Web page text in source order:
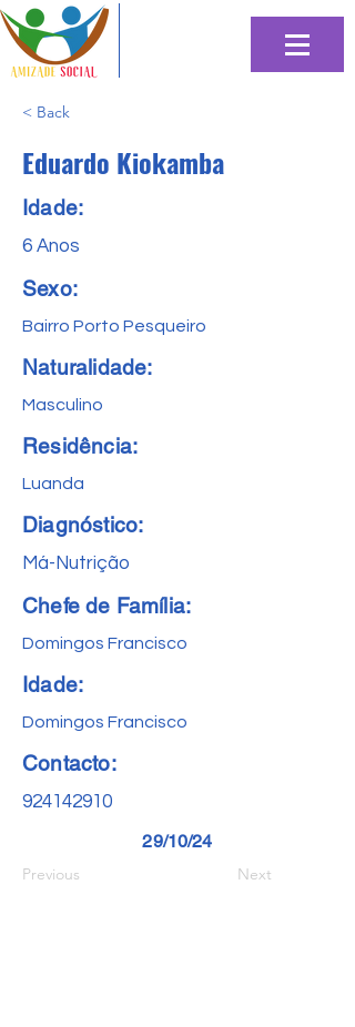
< Back
Eduardo Kiokamba
Idade:
6 Anos
Sexo:
Bairro Porto Pesqueiro
Naturalidade:
Masculino
Residência:
Luanda
Diagnóstico:
Má-Nutrição
Chefe de Família:
Domingos Francisco
Idade:
Domingos Francisco
Contacto:
924142910
29/10/24
Previous Next